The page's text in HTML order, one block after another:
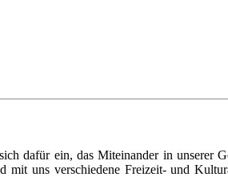
dafür ein, das Miteinander in unserer
uns verschiedene Freizeit- und